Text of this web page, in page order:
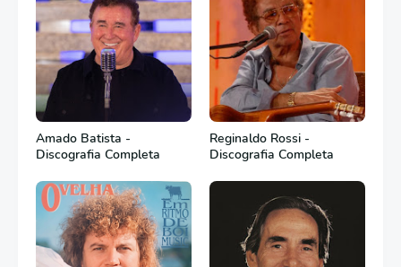
Amado Batista -
Discografia Completa
Reginaldo Rossi -
Discografia Completa